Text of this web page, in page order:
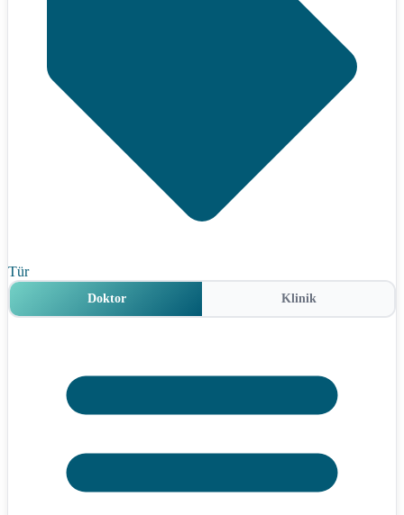
Tür
Doktor Klinik